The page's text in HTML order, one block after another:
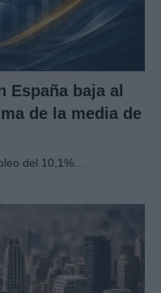
España baja al
de la media de
del 10,1%…